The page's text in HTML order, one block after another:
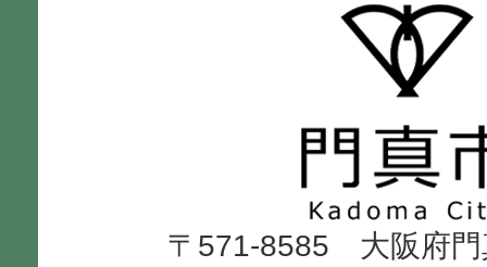
市
Kadoma
City
〒571-8585 大阪府門